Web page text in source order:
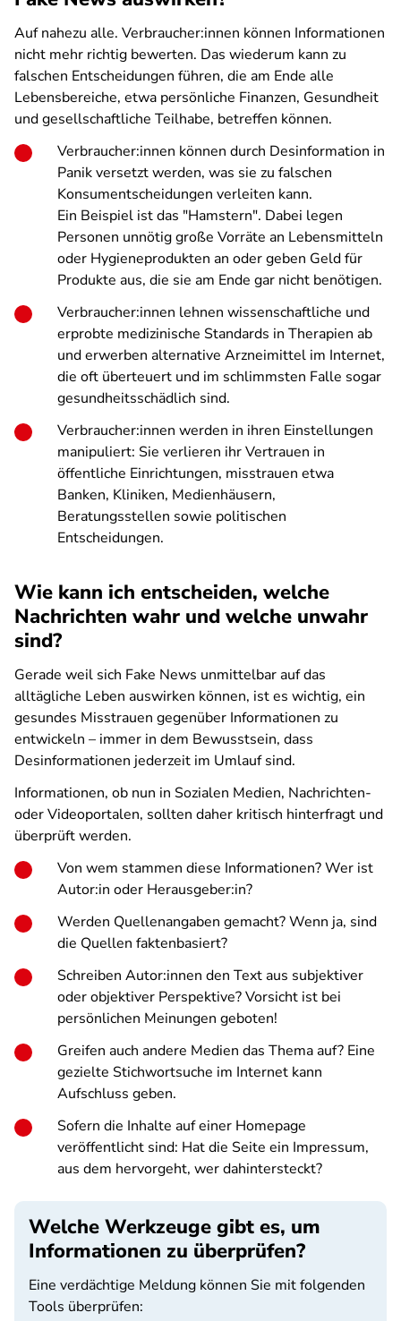
Auf nahezu alle. Verbraucher:innen können Informationen
nicht mehr richtig bewerten. Das wiederum kann zu
falschen Entscheidungen führen, die am Ende alle
Lebensbereiche, etwa persönliche Finanzen, Gesundheit
und gesellschaftliche Teilhabe, betreffen können.
Verbraucher:innen können durch Desinformation in
Panik versetzt werden, was sie zu falschen
Konsumentscheidungen verleiten kann.
Ein Beispiel ist das "Hamstern". Dabei legen
Personen unnötig große Vorräte an Lebensmitteln
oder Hygieneprodukten an oder geben Geld für
Produkte aus, die sie am Ende gar nicht benötigen.
Verbraucher:innen lehnen wissenschaftliche und
erprobte medizinische Standards in Therapien ab
und erwerben alternative Arzneimittel im Internet,
die oft überteuert und im schlimmsten Falle sogar
gesundheitsschädlich sind.
Verbraucher:innen werden in ihren Einstellungen
manipuliert: Sie verlieren ihr Vertrauen in
öffentliche Einrichtungen, misstrauen etwa
Banken, Kliniken, Medienhäusern,
Beratungsstellen sowie politischen
Entscheidungen.
Wie kann ich entscheiden, welche
Nachrichten wahr und welche unwahr
sind?
Gerade weil sich Fake News unmittelbar auf das
alltägliche Leben auswirken können, ist es wichtig, ein
gesundes Misstrauen gegenüber Informationen zu
entwickeln – immer in dem Bewusstsein, dass
Desinformationen jederzeit im Umlauf sind.
Informationen, ob nun in Sozialen Medien, Nachrichten-
oder Videoportalen, sollten daher kritisch hinterfragt und
überprüft werden.
Von wem stammen diese Informationen? Wer ist
Autor:in oder Herausgeber:in?
Werden Quellenangaben gemacht? Wenn ja, sind
die Quellen faktenbasiert?
Schreiben Autor:innen den Text aus subjektiver
oder objektiver Perspektive? Vorsicht ist bei
persönlichen Meinungen geboten!
Greifen auch andere Medien das Thema auf? Eine
gezielte Stichwortsuche im Internet kann
Aufschluss geben.
Sofern die Inhalte auf einer Homepage
veröffentlicht sind: Hat die Seite ein Impressum,
aus dem hervorgeht, wer dahintersteckt?
Welche Werkzeuge gibt es, um
Informationen zu überprüfen?
Eine verdächtige Meldung können Sie mit folgenden
Tools überprüfen: